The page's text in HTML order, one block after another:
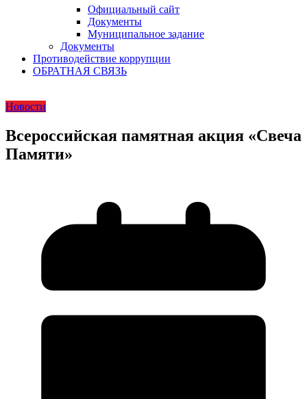
Официальный сайт
Документы
Муниципальное задание
Документы
Противодействие коррупции
ОБРАТНАЯ СВЯЗЬ
Новости
Всероссийская памятная акция «Свеча
Памяти»